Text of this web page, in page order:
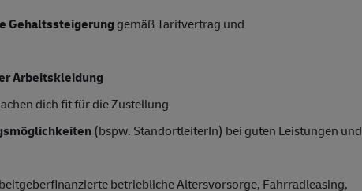
Gehaltssteigerung gemäß Tarifvertrag und
Arbeitskleidung
dich fit für die Zustellung
(bspw. StandortleiterIn) bei guten Leistungen und
betriebliche Altersvorsorge, Fahrradleasing,